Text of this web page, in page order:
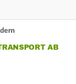
AB